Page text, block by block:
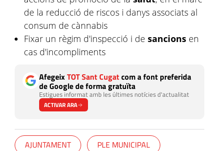
de la reducció de riscos i danys associats al
consum de cànnabis
Fixar un règim d'inspecció i desancions en
cas d'incompliments
AfegeixTOT Sant Cugatcom a font preferida
de Google de forma gratuïta
Estigues informat amb les últimes notícies d'actualitat
ACTIVAR ARA
AJUNTAMENT PLE MUNICIPAL